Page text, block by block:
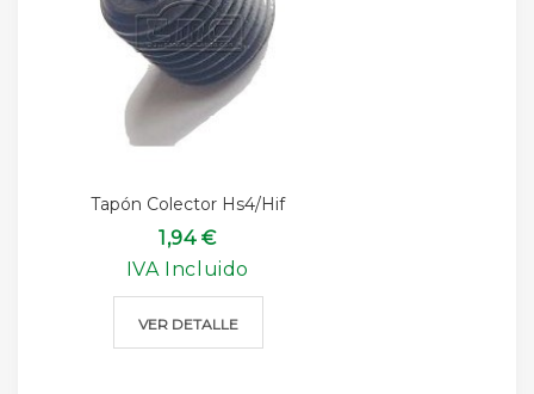
Tapón Colector Hs4/hif
1,94 €
IVA Incluido
VER DETALLE